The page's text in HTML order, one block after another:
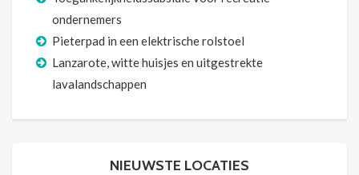
ondernemers
Pieterpad in een elektrische rolstoel
Lanzarote, witte huisjes en uitgestrekte
lavalandschappen
NIEUWSTE LOCATIES